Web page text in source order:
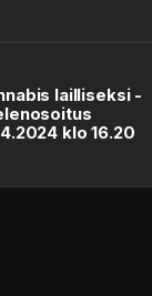
lailliseksi -
klo 16.20